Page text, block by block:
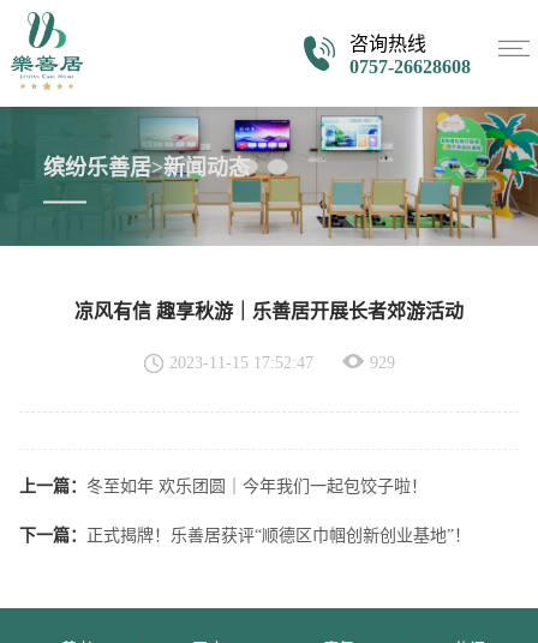
咨询热线
0757-26628608
缤纷乐善居>新闻动态
凉风有信 趣享秋游｜乐善居开展长者郊游活动
2023-11-15 17:52:47 929
上一篇： 冬至如年 欢乐团圆｜今年我们一起包饺子啦！
下一篇： 正式揭牌！乐善居获评“顺德区巾帼创新创业基地”！